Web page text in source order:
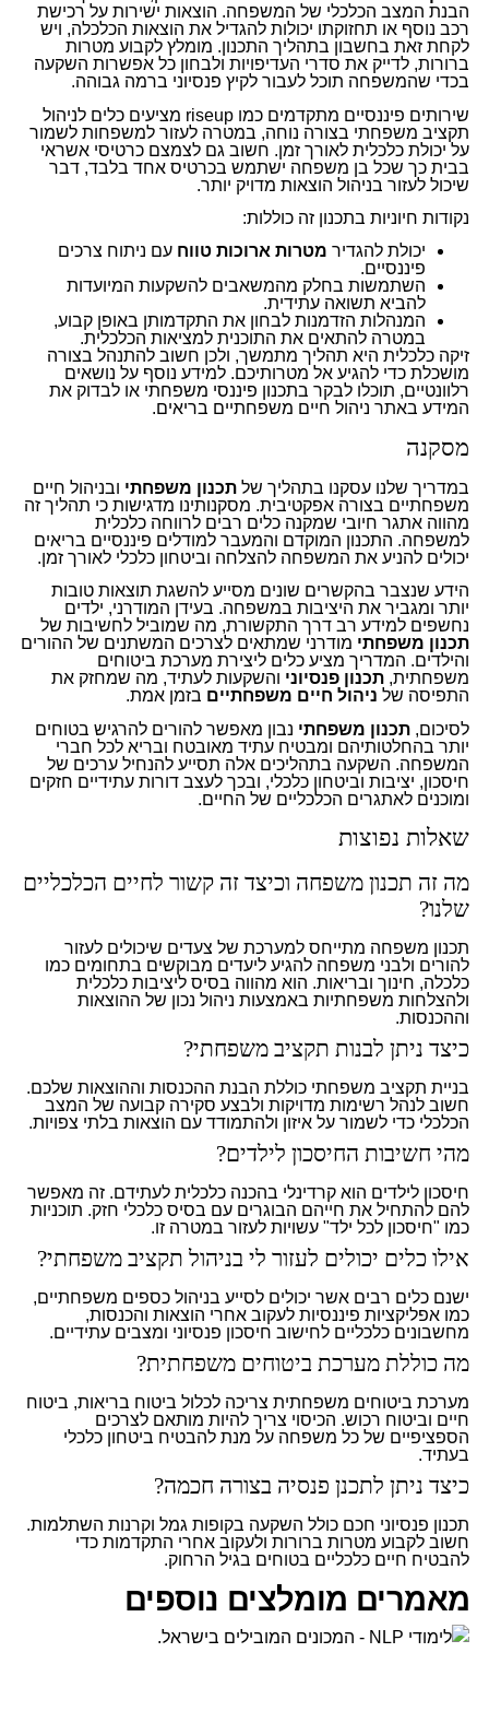
הבנת המצב הכלכלי של המשפחה. הוצאות ישירות על רכישת
רכב נוסף או תחזוקתו יכולות להגדיל את הוצאות הכלכלה, ויש
לקחת זאת בחשבון בתהליך התכנון. מומלץ לקבוע מטרות
ברורות, לדייק את סדרי העדיפויות ולבחון כל אפשרות השקעה
בכדי שהמשפחה תוכל לעבור לקיץ פנסיוני ברמה גבוהה.
שירותים פיננסיים מתקדמים כמו riseup מציעים כלים לניהול
תקציב משפחתי בצורה נוחה, במטרה לעזור למשפחות לשמור
על יכולת כלכלית לאורך זמן. חשוב גם לצמצם כרטיסי אשראי
בבית כך שכל בן משפחה ישתמש בכרטיס אחד בלבד, דבר
שיכול לעזור בניהול הוצאות מדויק יותר.
נקודות חיוניות בתכנון זה כוללות:
יכולת להגדיר מטרות ארוכות טווח עם ניתוח צרכים
פיננסיים.
השתמשות בחלק מהמשאבים להשקעות המיועדות
להביא תשואה עתידית.
המנהלות הזדמנות לבחון את התקדמותן באופן קבוע,
במטרה להתאים את התוכנית למציאות הכלכלית.
זיקה כלכלית היא תהליך מתמשך, ולכן חשוב להתנהל בצורה
מושכלת כדי להגיע אל מטרותיכם. למידע נוסף על נושאים
רלוונטיים, תוכלו לבקר בתכנון פיננסי משפחתי או לבדוק את
המידע באתר ניהול חיים משפחתיים בריאים.
מסקנה
במדריך שלנו עסקנו בתהליך של תכנון משפחתי ובניהול חיים
משפחתיים בצורה אפקטיבית. מסקנותינו מדגישות כי תהליך זה
מהווה אתגר חיובי שמקנה כלים רבים לרווחה כלכלית
למשפחה. התכנון המוקדם והמעבר למודלים פיננסיים בריאים
יכולים להניע את המשפחה להצלחה וביטחון כלכלי לאורך זמן.
הידע שנצבר בהקשרים שונים מסייע להשגת תוצאות טובות
יותר ומגביר את היציבות במשפחה. בעידן המודרני, ילדים
נחשפים למידע רב דרך התקשורת, מה שמוביל לחשיבות של
תכנון משפחתי מודרני שמתאים לצרכים המשתנים של ההורים
והילדים. המדריך מציע כלים ליצירת מערכת ביטוחים
משפחתית, תכנון פנסיוני והשקעות לעתיד, מה שמחזק את
התפיסה של ניהול חיים משפחתיים בזמן אמת.
לסיכום, תכנון משפחתי נבון מאפשר להורים להרגיש בטוחים
יותר בהחלטותיהם ומבטיח עתיד מאובטח ובריא לכל חברי
המשפחה. השקעה בתהליכים אלה תסייע להנחיל ערכים של
חיסכון, יציבות וביטחון כלכלי, ובכך לעצב דורות עתידיים חזקים
ומוכנים לאתגרים הכלכליים של החיים.
שאלות נפוצות
מה זה תכנון משפחה וכיצד זה קשור לחיים הכלכליים
שלנו?
תכנון משפחה מתייחס למערכת של צעדים שיכולים לעזור
להורים ולבני משפחה להגיע ליעדים מבוקשים בתחומים כמו
כלכלה, חינוך ובריאות. הוא מהווה בסיס ליציבות כלכלית
ולהצלחות משפחתיות באמצעות ניהול נכון של ההוצאות
וההכנסות.
כיצד ניתן לבנות תקציב משפחתי?
בניית תקציב משפחתי כוללת הבנת ההכנסות וההוצאות שלכם.
חשוב לנהל רשימות מדויקות ולבצע סקירה קבועה של המצב
הכלכלי כדי לשמור על איזון ולהתמודד עם הוצאות בלתי צפויות.
מהי חשיבות החיסכון לילדים?
חיסכון לילדים הוא קרדינלי בהכנה כלכלית לעתידם. זה מאפשר
להם להתחיל את חייהם הבוגרים עם בסיס כלכלי חזק. תוכניות
כמו "חיסכון לכל ילד" עשויות לעזור במטרה זו.
אילו כלים יכולים לעזור לי בניהול תקציב משפחתי?
ישנם כלים רבים אשר יכולים לסייע בניהול כספים משפחתיים,
כמו אפליקציות פיננסיות לעקוב אחרי הוצאות והכנסות,
מחשבונים כלכליים לחישוב חיסכון פנסיוני ומצבים עתידיים.
מה כוללת מערכת ביטוחים משפחתית?
מערכת ביטוחים משפחתית צריכה לכלול ביטוח בריאות, ביטוח
חיים וביטוח רכוש. הכיסוי צריך להיות מותאם לצרכים
הספציפיים של כל משפחה על מנת להבטיח ביטחון כלכלי
בעתיד.
כיצד ניתן לתכנן פנסיה בצורה חכמה?
תכנון פנסיוני חכם כולל השקעה בקופות גמל וקרנות השתלמות.
חשוב לקבוע מטרות ברורות ולעקוב אחרי התקדמות כדי
להבטיח חיים כלכליים בטוחים בגיל הרחוק.
מאמרים מומלצים נוספים